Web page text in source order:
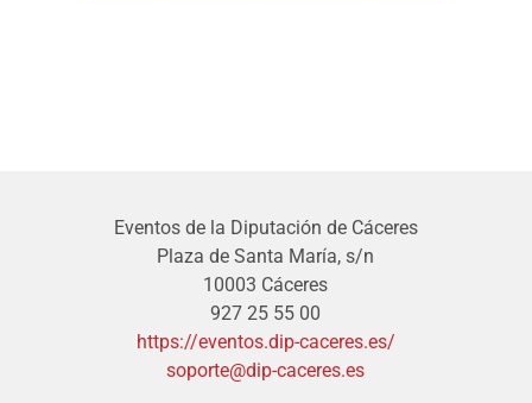
Eventos de la Diputación de Cáceres
Plaza de Santa María, s/n
10003 Cáceres
927 25 55 00
https://eventos.dip-caceres.es/
soporte@dip-caceres.es